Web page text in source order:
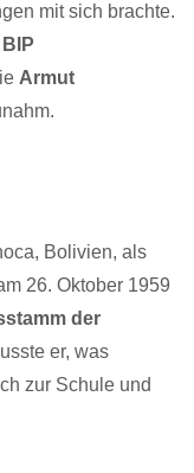
mit sich brachte.
BIP
Armut
Bolivien, als
26. Oktober 1959
der
er, was
zur Schule und